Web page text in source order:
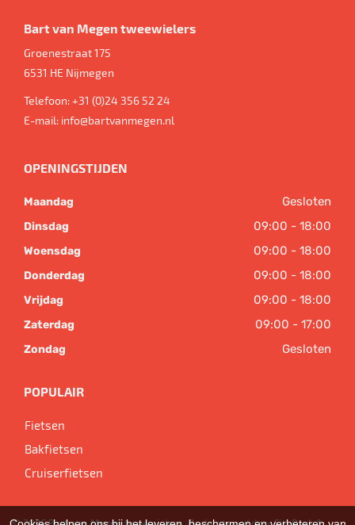
Bart van Megen tweewielers
Groenestraat 175
6531 HE Nijmegen
Telefoon:+31 (0)24 356 52 24
E-mail: info@bartvanmegen.nl
OPENINGSTIJDEN
Maandag Gesloten
Dinsdag 09:00 - 18:00
Woensdag 09:00 - 18:00
Donderdag 09:00 - 18:00
Vrijdag 09:00 - 18:00
Zaterdag 09:00 - 17:00
Zondag Gesloten
POPULAIR
Fietsen
Bakfietsen
Cruiserfietsen